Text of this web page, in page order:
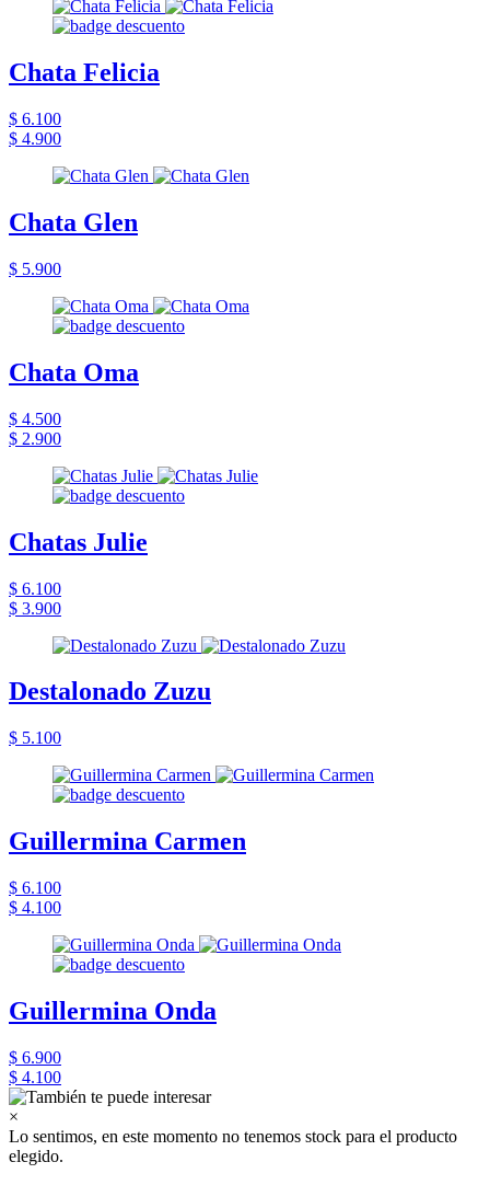
Chata Felicia
$ 6.100
$ 4.900
Chata Glen
$ 5.900
Chata Oma
$ 4.500
$ 2.900
Chatas Julie
$ 6.100
$ 3.900
Destalonado Zuzu
$ 5.100
Guillermina Carmen
$ 6.100
$ 4.100
Guillermina Onda
$ 6.900
$ 4.100
×
Lo sentimos, en este momento no tenemos stock para el producto
elegido.